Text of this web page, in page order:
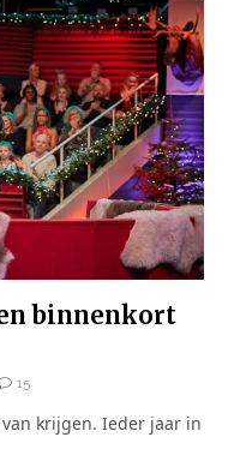
binnenkort
15
krijgen. Ieder jaar in